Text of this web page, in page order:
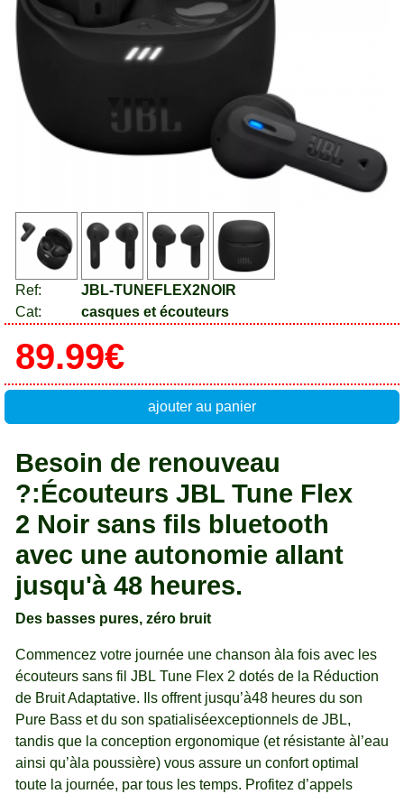
Ref:
JBL-TUNEFLEX2NOIR
Cat:
casques et écouteurs
89.99€
ajouter au panier
Besoin de renouveau
?:Écouteurs JBL Tune Flex
2 Noir sans fils bluetooth
avec une autonomie allant
jusqu'à 48 heures.
Des basses pures, zéro bruit
Commencez votre journée une chanson àla fois avec les
écouteurs sans fil JBL Tune Flex 2 dotés de la Réduction
de Bruit Adaptative. Ils offrent jusqu’à48 heures du son
Pure Bass et du son spatialiséexceptionnels de JBL,
tandis que la conception ergonomique (et résistante àl’eau
ainsi qu’àla poussière) vous assure un confort optimal
toute la journée, par tous les temps. Profitez d’appels